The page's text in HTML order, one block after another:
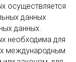
осуществляется
данных
данных.
необходима для
международным